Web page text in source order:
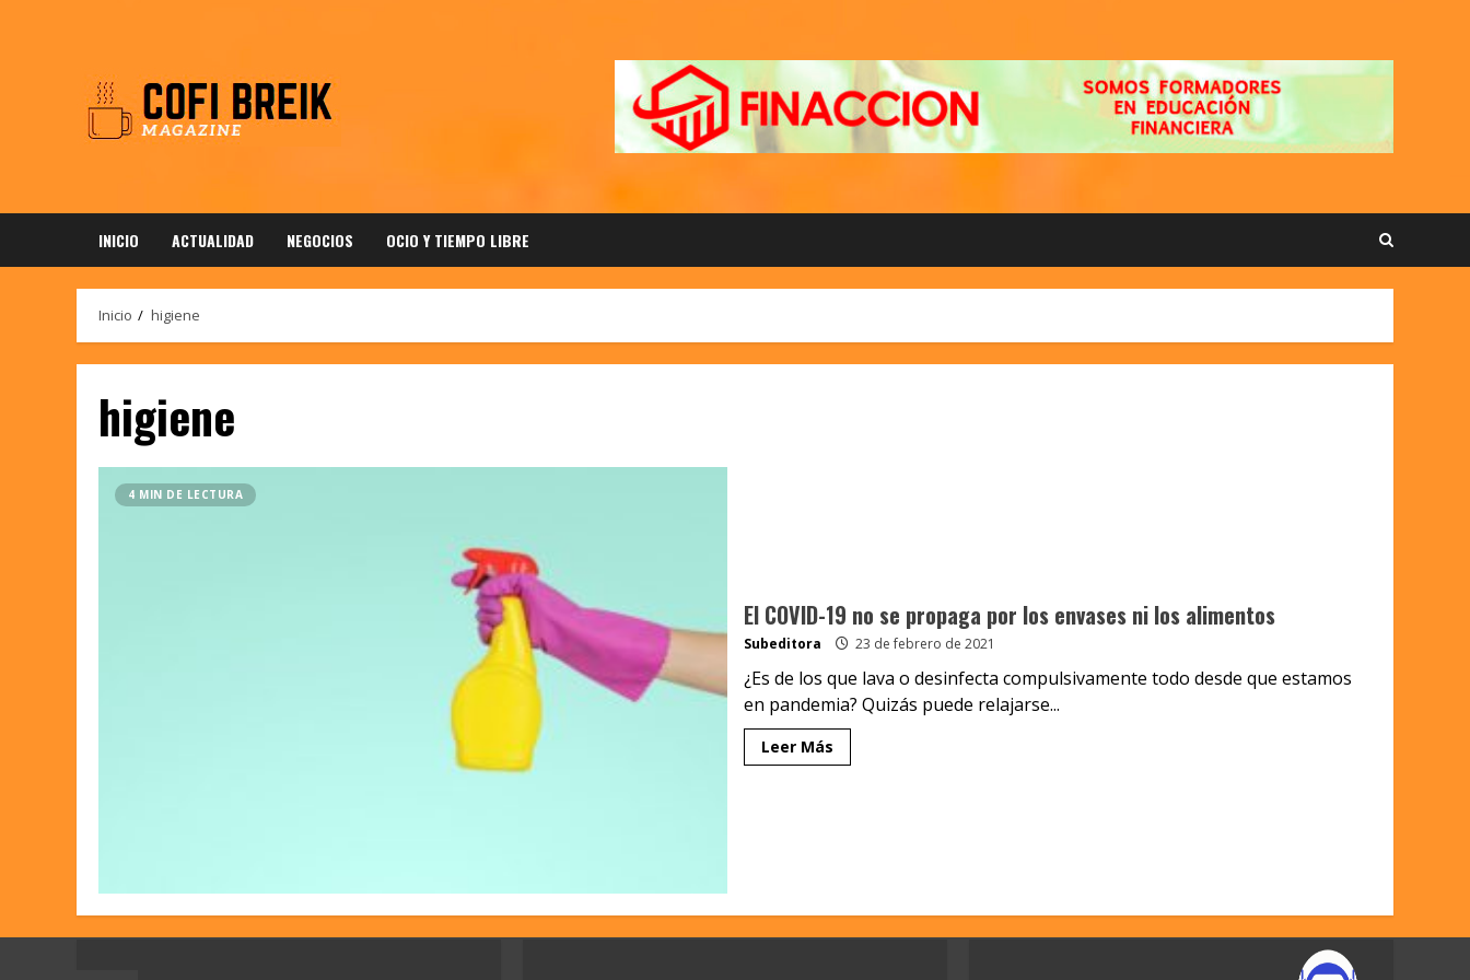
INICIO ACTUALIDAD NEGOCIOS OCIO Y TIEMPO LIBRE
Inicio higiene
higiene
4 MIN DE LECTURA
El COVID-19 no se propaga por los envases ni los alimentos
Subeditora 23 de febrero de 2021
¿Es de los que lava o desinfecta compulsivamente todo desde que estamos
en pandemia? Quizás puede relajarse...
Leer Más